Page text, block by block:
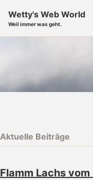
Wetty's Web World
Weil immer was geht.
Aktuelle Beiträge
Flamm Lachs